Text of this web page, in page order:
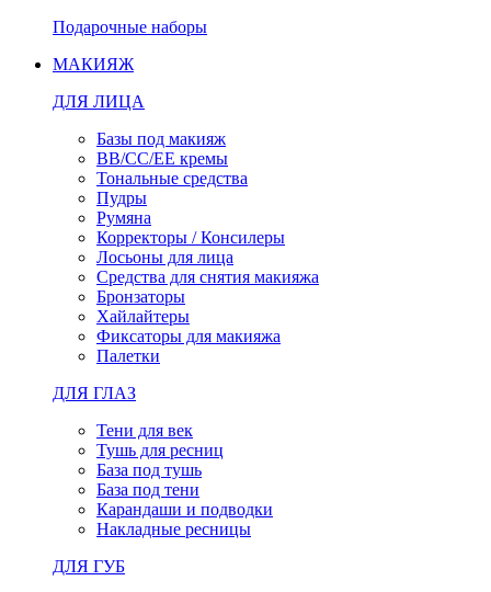
Подарочные наборы
МАКИЯЖ
ДЛЯ ЛИЦА
Базы под макияж
BB/CC/EE кремы
Тональные средства
Пудры
Румяна
Корректоры / Консилеры
Лосьоны для лица
Средства для снятия макияжа
Бронзаторы
Хайлайтеры
Фиксаторы для макияжа
Палетки
ДЛЯ ГЛАЗ
Тени для век
Тушь для ресниц
База под тушь
База под тени
Карандаши и подводки
Накладные ресницы
ДЛЯ ГУБ